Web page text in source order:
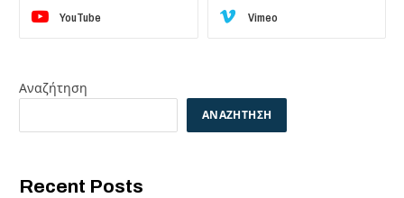
YouTube Vimeo
Αναζήτηση
ΑΝΑΖΉΤΗΣΗ
Recent Posts